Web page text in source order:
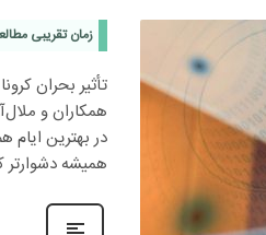
زمان تقریبی
تأثیر بحران
همکاران و
در بهترین
همیشه دشوارتر